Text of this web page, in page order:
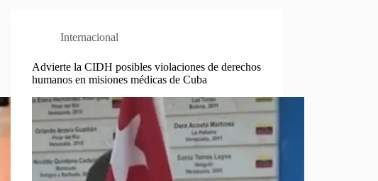
Internacional
Advierte la CIDH posibles violaciones de derechos
humanos en misiones médicas de Cuba